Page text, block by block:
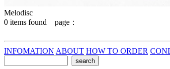
Melodisc
0 items found page：
INFOMATION ABOUT HOW TO ORDER